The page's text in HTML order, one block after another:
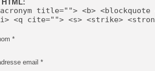
title=""> <b> <blockquote
<q cite=""> <s> <strike>
*
email *